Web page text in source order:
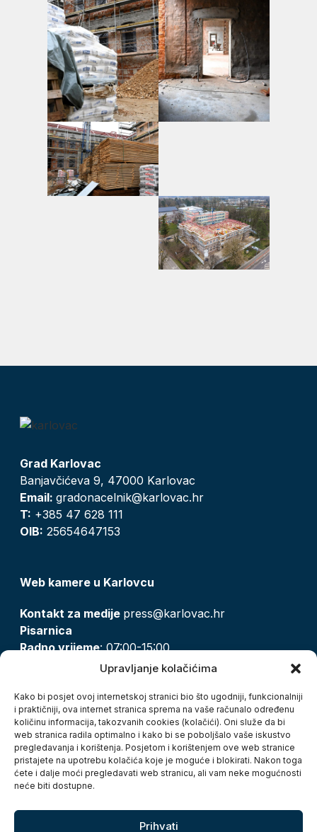
Upravljanje kolačićima
Kako bi posjet ovoj internetskoj stranici bio što ugodniji, funkcionalniji
i praktičniji, ova internet stranica sprema na vaše računalo određenu
količinu informacija, takozvanih cookies (kolačići). Oni služe da bi
web stranica radila optimalno i kako bi se poboljšalo vaše iskustvo
pregledavanja i korištenja. Posjetom i korištenjem ove web stranice
pristajete na upotrebu kolačića koje je moguće i blokirati. Nakon toga
ćete i dalje moći pregledavati web stranicu, ali vam neke mogućnosti
neće biti dostupne.
Prihvati
Grad Karlovac
Banjavčićeva 9, 47000 Karlovac
Email: gradonacelnik@karlovac.hr
T: +385 47 628 111
OIB: 25654647153
Web kamere u Karlovcu
Kontakt za medije press@karlovac.hr
Pisarnica
Radno vrijeme: 07:00-15:00
pisarnica@karlovac.hr
Zaštita osobnih podataka
Pristup informacijama
Kolačići
Izjava o pristupačnosti
Turistička zajednica grada Karlovca